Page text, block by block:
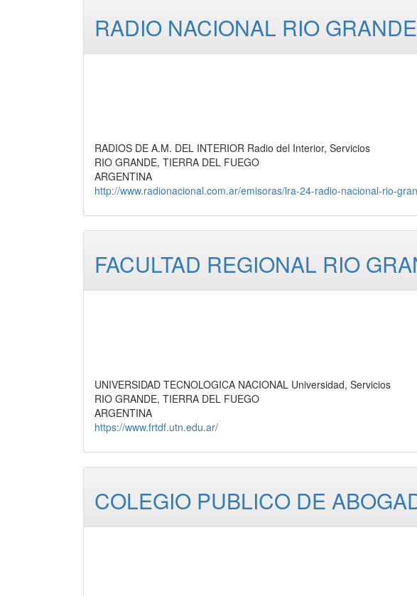
RADIO NACIONAL RIO
RADIOS DE A.M. DEL INTERIOR Radio del Interior, Servicios
RIO GRANDE, TIERRA DEL FUEGO
ARGENTINA
http://www.radionacional.com.ar/emisoras/lra-24-radio-nacional-rio-
FACULTAD REGIONAL RIO
UNIVERSIDAD TECNOLOGICA NACIONAL Universidad, Servicios
RIO GRANDE, TIERRA DEL FUEGO
ARGENTINA
https://www.frtdf.utn.edu.ar/
COLEGIO PUBLICO DE